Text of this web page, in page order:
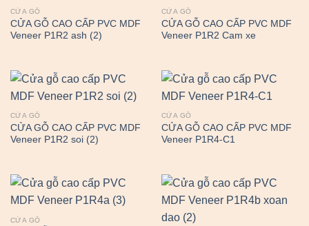
CỬA GỖ
CỬA GỖ CAO CẤP PVC MDF
Veneer P1R2 ash (2)
CỬA GỖ
CỬA GỖ CAO CẤP PVC MDF
Veneer P1R2 Cam xe
CỬA GỖ
CỬA GỖ CAO CẤP PVC MDF
Veneer P1R2 soi (2)
CỬA GỖ
CỬA GỖ CAO CẤP PVC MDF
Veneer P1R4-C1
CỬA GỖ